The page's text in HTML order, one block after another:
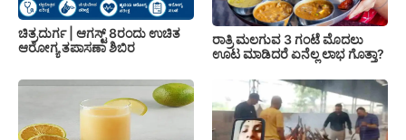
ಚಿತ್ರದುರ್ಗ | ಆಗಸ್ಟ್ 8ರಂದು ಉಚಿತ
ಆರೋಗ್ಯ ತಪಾಸಣಾ ಶಿಬಿರ
ರಾತ್ರಿ ಮಲಗುವ 3 ಗಂಟೆ ಮೊದಲು
ಊಟ ಮಾಡಿದರೆ ಏನೆಲ್ಲ ಲಾಭ ಗೊತ್ತಾ?